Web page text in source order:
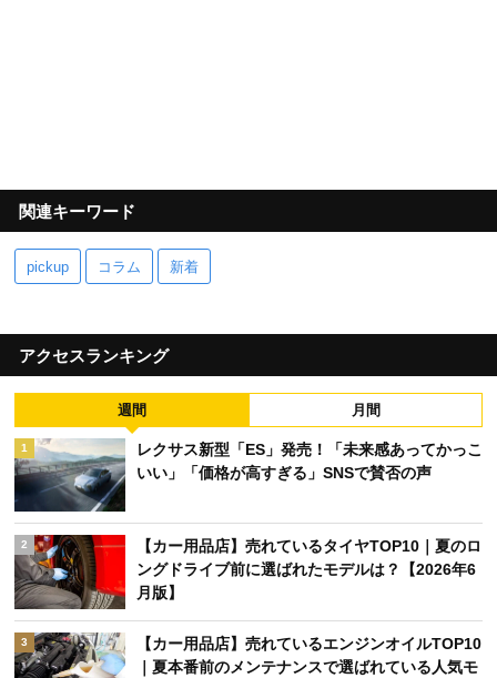
関連キーワード
pickup コラム 新着
アクセスランキング
週間 月間
1
レクサス新型「ES」発売！「未来感あってかっこ
いい」「価格が高すぎる」SNSで賛否の声
2
【カー用品店】売れているタイヤTOP10｜夏のロ
ングドライブ前に選ばれたモデルは？【2026年6
月版】
3
【カー用品店】売れているエンジンオイルTOP10
｜夏本番前のメンテナンスで選ばれている人気モ